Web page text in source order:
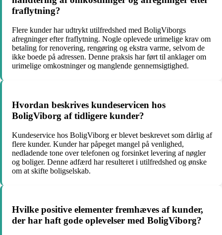
fraflytning?
Flere kunder har udtrykt utilfredshed med BoligViborgs
afregninger efter fraflytning. Nogle oplevede urimelige krav om
betaling for renovering, rengøring og ekstra varme, selvom de
ikke boede på adressen. Denne praksis har ført til anklager om
urimelige omkostninger og manglende gennemsigtighed.
Hvordan beskrives kundeservicen hos
BoligViborg af tidligere kunder?
Kundeservice hos BoligViborg er blevet beskrevet som dårlig af
flere kunder. Kunder har påpeget mangel på venlighed,
nedladende tone over telefonen og forsinket levering af nøgler
og boliger. Denne adfærd har resulteret i utilfredshed og ønske
om at skifte boligselskab.
Hvilke positive elementer fremhæves af kunder,
der har haft gode oplevelser med BoligViborg?